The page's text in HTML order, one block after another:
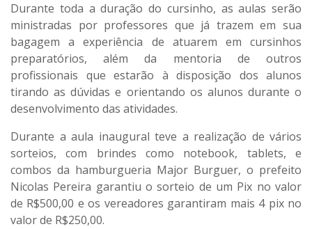
Durante toda a duração do cursinho, as aulas serão
ministradas por professores que já trazem em sua
bagagem a experiência de atuarem em cursinhos
preparatórios, além da mentoria de outros
profissionais que estarão à disposição dos alunos
tirando as dúvidas e orientando os alunos durante o
desenvolvimento das atividades.
Durante a aula inaugural teve a realização de vários
sorteios, com brindes como notebook, tablets, e
combos da hamburgueria Major Burguer, o prefeito
Nicolas Pereira garantiu o sorteio de um Pix no valor
de R$500,00 e os vereadores garantiram mais 4 pix no
valor de R$250,00.